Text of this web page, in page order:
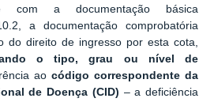
com a documentação básica
a documentação comprobatória
do direito de ingresso por esta cota,
o tipo, grau ou nível de
ao código correspondente da
de Doença (CID) – a deficiência